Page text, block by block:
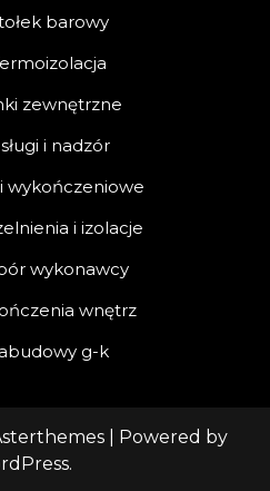
barowy
zewnętrzne
i nadzór
wykończeniowe
i izolacje
wykonawcy
wnętrz
g-k
| Powered by
.